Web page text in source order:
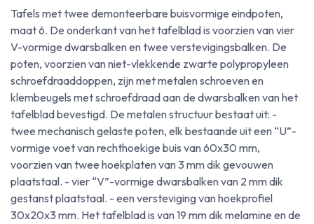
Tafels met twee demonteerbare buisvormige eindpoten,
maat 6. De onderkant van het tafelblad is voorzien van vier
V-vormige dwarsbalken en twee verstevigingsbalken. De
poten, voorzien van niet-vlekkende zwarte polypropyleen
schroefdraaddoppen, zijn met metalen schroeven en
klembeugels met schroefdraad aan de dwarsbalken van het
tafelblad bevestigd. De metalen structuur bestaat uit: -
twee mechanisch gelaste poten, elk bestaande uit een “U”-
vormige voet van rechthoekige buis van 60x30 mm,
voorzien van twee hoekplaten van 3 mm dik gevouwen
plaatstaal. - vier “V”-vormige dwarsbalken van 2 mm dik
gestanst plaatstaal. - een versteviging van hoekprofiel
30x20x3 mm. Het tafelblad is van 19 mm dik melamine en de